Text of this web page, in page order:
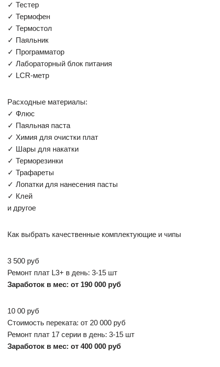
✓ Тестер
✓ Термофен
✓ Термостол
✓ Паяльник
✓ Программатор
✓ Лабораторный блок питания
✓ LCR-метр
Расходные материалы:
✓ Флюс
✓ Паяльная паста
✓ Химия для очистки плат
✓ Шары для накатки
✓ Терморезинки
✓ Трафареты
✓ Лопатки для нанесения пасты
✓ Клей
и другое
Как выбрать качественные комплектующие и чипы
3 500 руб
Ремонт плат L3+ в день: 3-15 шт
Заработок в мес: от 190 000 руб
10 00 руб
Стоимость переката: от 20 000 руб
Ремонт плат 17 серии в день: 3-15 шт
Заработок в мес: от 400 000 руб